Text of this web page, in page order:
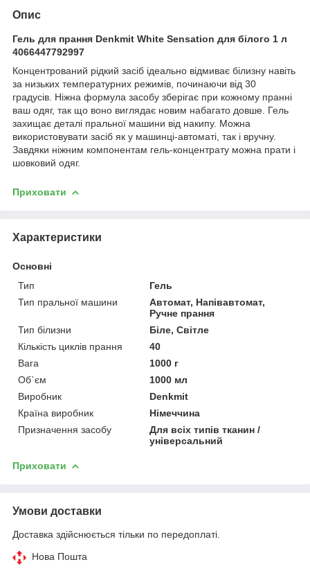
Опис
Гель для прання Denkmit White Sensation для білого 1 л
4066447792997
Концентрований рідкий засіб ідеально відмиває білизну навіть
за низьких температурних режимів, починаючи від 30
градусів. Ніжна формула засобу зберігає при кожному пранні
ваш одяг, так що воно виглядає новим набагато довше. Гель
захищає деталі пральної машини від накипу. Можна
використовувати засіб як у машинці-автоматі, так і вручну.
Завдяки ніжним компонентам гель-концентрату можна прати і
шовковий одяг.
Приховати
Характеристики
Основні
Тип
Гель
Тип пральної машини
Автомат, Напівавтомат,
Ручне прання
Тип білизни
Біле, Світле
Кількість циклів прання
40
Вага
1000 г
Об`єм
1000 мл
Виробник
Denkmit
Країна виробник
Німеччина
Призначення засобу
Для всіх типів тканин /
універсальний
Приховати
Умови доставки
Доставка здійснюється тільки по передоплаті.
Нова Пошта